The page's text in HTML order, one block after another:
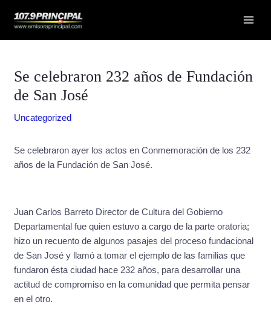
Se celebraron 232 años de Fundación
de San José
Uncategorized
Se celebraron ayer los actos en Conmemoración de los 232
años de la Fundación de San José.
Juan Carlos Barreto Director de Cultura del Gobierno
Departamental fue quien estuvo a cargo de la parte oratoria;
hizo un recuento de algunos pasajes del proceso fundacional
de San José y llamó a tomar el ejemplo de las familias que
fundaron ésta ciudad hace 232 años, para desarrollar una
actitud de compromiso en la comunidad que permita pensar
en el otro.
de